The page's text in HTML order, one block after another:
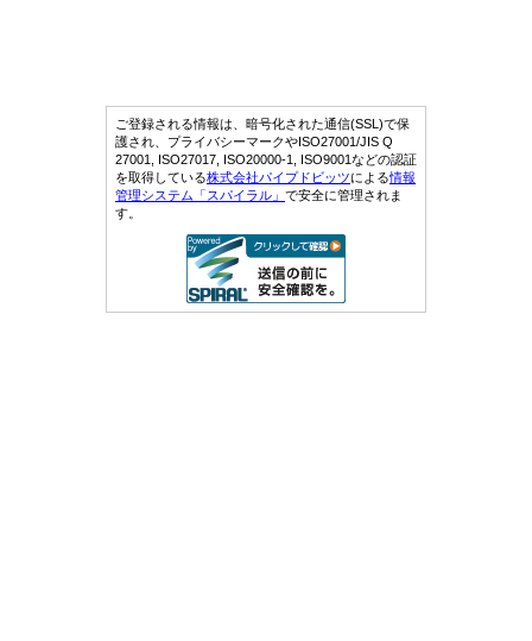
ご登録される情報は、暗号化された通信(SSL)で保
護され、プライバシーマークやISO27001/JIS Q
27001, ISO27017, ISO20000-1, ISO9001などの認証
を取得している株式会社パイプドビッツによる情報
管理システム「スパイラル」 で安全に管理されま
す。